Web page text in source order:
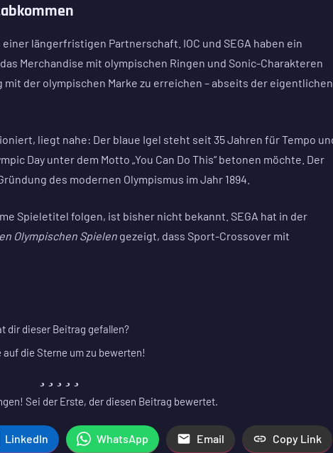
längerfristigen Partnerschaft. IOC und SEGA haben ein
Merchandise mit olympischen Ringen und Sonic-Charakteren
mit der olympischen Marke zu erreichen – abseits der eigentlichen
liegt nahe: Der blaue Igel steht seit 35 Jahren für Tempo
Day unter dem Motto „You Can Do This“ betonen möchte. Der
des modernen Olympismus im Jahr 1894.
Spieletitel folgen, ist bisher nicht bekannt. SEGA hat in der
Olympischen Spielengezeigt, dass Sport-Crossover mit
dir dieser Beitrag gefallen?
auf die Sterne um zu bewerten!
Sei der Erste, der diesen Beitrag bewertet.
LinkedIn WhatsApp Email Copy Link